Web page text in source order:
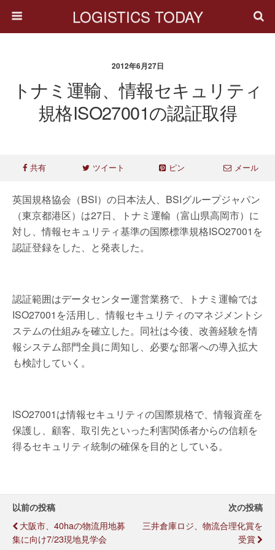
LOGISTICS TODAY
2012年6月27日
トナミ運輸、情報セキュリティ
規格ISO27001の認証取得
共有 ツイート ピン メール
英国規格協会（BSI）の日本法人、BSIグループジャパン
（東京都港区）は27日、トナミ運輸（富山県高岡市）に
対し、情報セキュリティ基準の国際標準規格ISO27001を
認証登録をした、と発表した。
認証範囲はデータセンター運営業務で、トナミ運輸では
ISO27001を活用し、情報セキュリティのマネジメントシ
ステムの仕組みを確立した。同社は今後、改善経験を情
報システム部門全員に周知し、必要な部署への導入拡大
も検討していく。
ISO27001は情報セキュリティの国際規格で、情報資産を
保護し、顧客、取引先といった利害関係者からの信頼を
得るセキュリティ統制の確保を目的としている。
以前の投稿
大阪市、40haの物流用地募
集に向け7/23現地見学会
次の投稿
三井倉庫ロジ、物流合理化賞を
受賞